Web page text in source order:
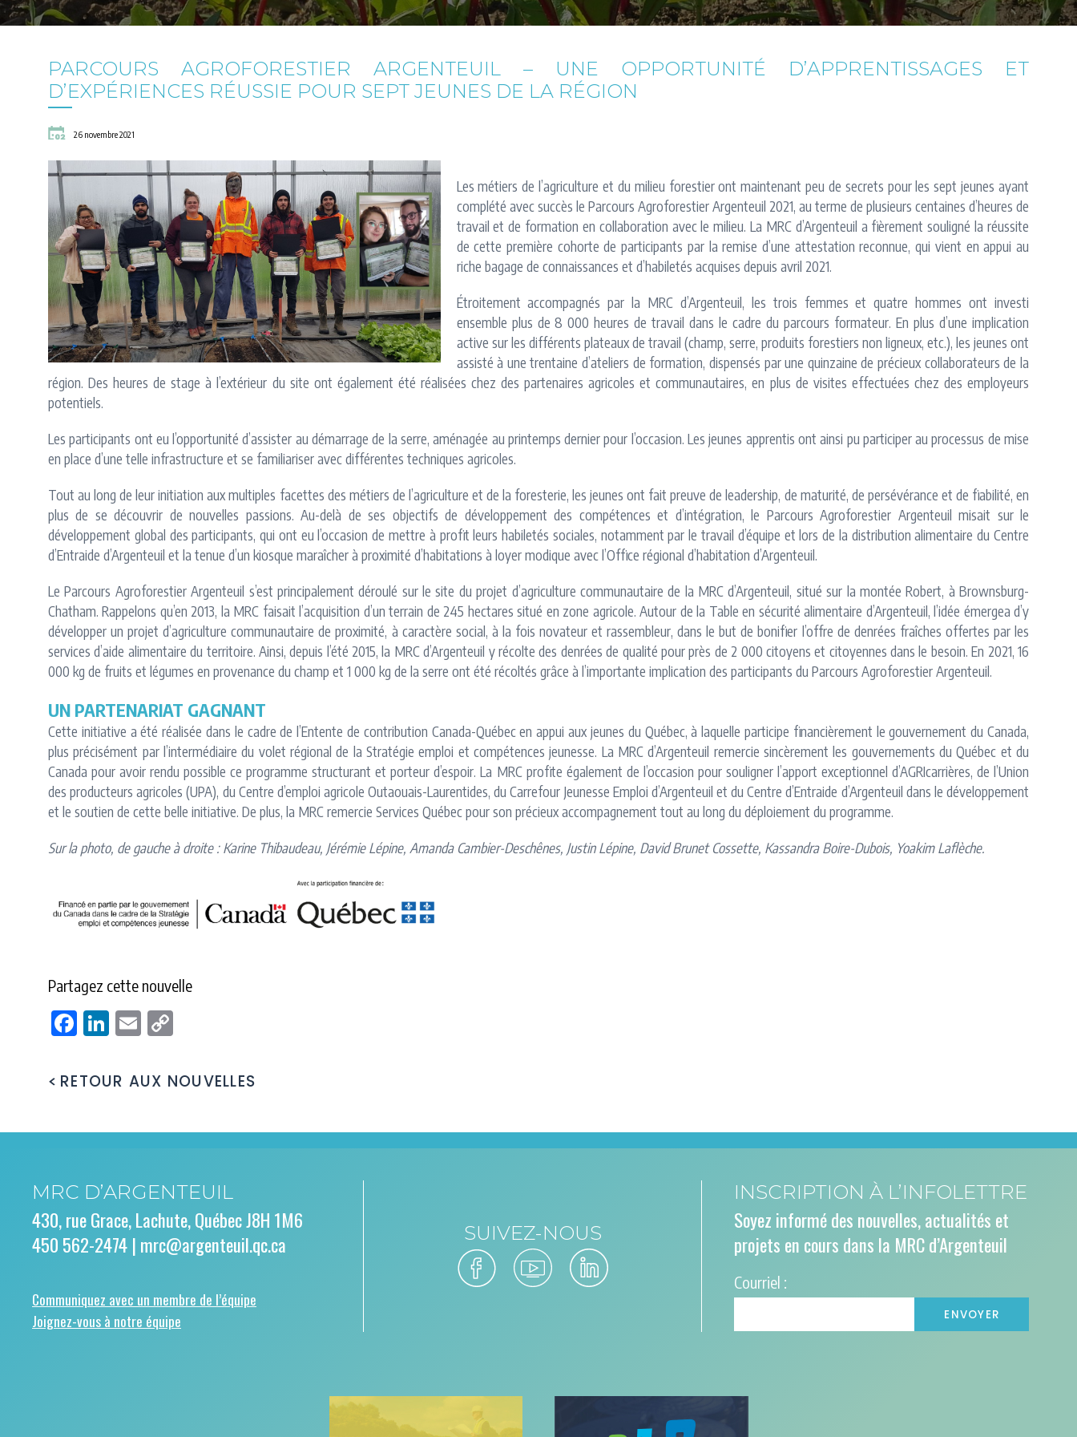
PARCOURS AGROFORESTIER ARGENTEUIL – UNE OPPORTUNITÉ D’APPRENTISSAGES ET
D’EXPÉRIENCES RÉUSSIE POUR SEPT JEUNES DE LA RÉGION
26 novembre 2021
Les métiers de l’agriculture et du milieu forestier ont maintenant peu de secrets pour les sept jeunes ayant
complété avec succès le Parcours Agroforestier Argenteuil 2021, au terme de plusieurs centaines d’heures de
travail et de formation en collaboration avec le milieu. La MRC d’Argenteuil a fièrement souligné la réussite
de cette première cohorte de participants par la remise d’une attestation reconnue, qui vient en appui au
riche bagage de connaissances et d’habiletés acquises depuis avril 2021.
Étroitement accompagnés par la MRC d’Argenteuil, les trois femmes et quatre hommes ont investi
ensemble plus de 8 000 heures de travail dans le cadre du parcours formateur. En plus d’une implication
active sur les différents plateaux de travail (champ, serre, produits forestiers non ligneux, etc.), les jeunes ont
assisté à une trentaine d’ateliers de formation, dispensés par une quinzaine de précieux collaborateurs de la
région. Des heures de stage à l’extérieur du site ont également été réalisées chez des partenaires agricoles et communautaires, en plus de visites effectuées chez des employeurs
potentiels.
Les participants ont eu l’opportunité d’assister au démarrage de la serre, aménagée au printemps dernier pour l’occasion. Les jeunes apprentis ont ainsi pu participer au processus de mise
en place d’une telle infrastructure et se familiariser avec différentes techniques agricoles.
Tout au long de leur initiation aux multiples facettes des métiers de l’agriculture et de la foresterie, les jeunes ont fait preuve de leadership, de maturité, de persévérance et de fiabilité, en
plus de se découvrir de nouvelles passions. Au-delà de ses objectifs de développement des compétences et d’intégration, le Parcours Agroforestier Argenteuil misait sur le
développement global des participants, qui ont eu l’occasion de mettre à profit leurs habiletés sociales, notamment par le travail d’équipe et lors de la distribution alimentaire du Centre
d’Entraide d’Argenteuil et la tenue d’un kiosque maraîcher à proximité d’habitations à loyer modique avec l’Office régional d’habitation d’Argenteuil.
Le Parcours Agroforestier Argenteuil s’est principalement déroulé sur le site du projet d’agriculture communautaire de la MRC d’Argenteuil, situé sur la montée Robert, à Brownsburg-
Chatham. Rappelons qu’en 2013, la MRC faisait l’acquisition d’un terrain de 245 hectares situé en zone agricole. Autour de la Table en sécurité alimentaire d’Argenteuil, l’idée émergea d’y
développer un projet d’agriculture communautaire de proximité, à caractère social, à la fois novateur et rassembleur, dans le but de bonifier l’offre de denrées fraîches offertes par les
services d’aide alimentaire du territoire. Ainsi, depuis l’été 2015, la MRC d’Argenteuil y récolte des denrées de qualité pour près de 2 000 citoyens et citoyennes dans le besoin. En 2021, 16
000 kg de fruits et légumes en provenance du champ et 1 000 kg de la serre ont été récoltés grâce à l’importante implication des participants du Parcours Agroforestier Argenteuil.
UN PARTENARIAT GAGNANT
Cette initiative a été réalisée dans le cadre de l’Entente de contribution Canada-Québec en appui aux jeunes du Québec, à laquelle participe financièrement le gouvernement du Canada,
plus précisément par l’intermédiaire du volet régional de la Stratégie emploi et compétences jeunesse. La MRC d’Argenteuil remercie sincèrement les gouvernements du Québec et du
Canada pour avoir rendu possible ce programme structurant et porteur d’espoir. La MRC profite également de l’occasion pour souligner l’apport exceptionnel d’AGRIcarrières, de l’Union
des producteurs agricoles (UPA), du Centre d’emploi agricole Outaouais-Laurentides, du Carrefour Jeunesse Emploi d’Argenteuil et du Centre d’Entraide d’Argenteuil dans le développement
et le soutien de cette belle initiative. De plus, la MRC remercie Services Québec pour son précieux accompagnement tout au long du déploiement du programme.
Sur la photo, de gauche à droite : Karine Thibaudeau, Jérémie Lépine, Amanda Cambier-Deschênes, Justin Lépine, David Brunet Cossette, Kassandra Boire-Dubois, Yoakim Laflèche.
Partagez cette nouvelle
Facebook
LinkedIn
Email
RETOUR AUX NOUVELLES
MRC D’ARGENTEUIL
430, rue Grace, Lachute, Québec J8H 1M6
450 562-2474 | mrc@argenteuil.qc.ca
Communiquez avec un membre de l’équipe
Joignez-vous à notre équipe
SUIVEZ-NOUS
INSCRIPTION À L’INFOLETTRE
Soyez informé des nouvelles, actualités et
projets en cours dans la MRC d’Argenteuil
Courriel :